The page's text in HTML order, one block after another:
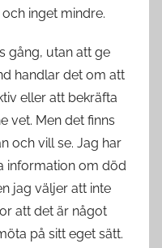
inget mindre.
gång, utan att ge
handlar det om att
eller att bekräfta
vet. Men det finns
och vill se. Jag har
information om död
jag väljer att inte
att det är något
på sitt eget sätt.